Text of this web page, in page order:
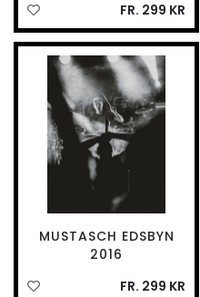
FR. 299 KR
MUSTASCH EDSBYN
2016
FR. 299 KR